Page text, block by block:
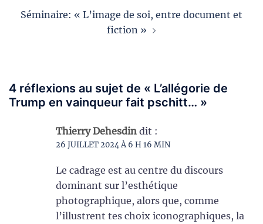
Séminaire: « L’image de soi, entre document et
fiction »
4 réflexions au sujet de « L’allégorie de
Trump en vainqueur fait pschitt… »
Thierry Dehesdin dit :
26 JUILLET 2024 À 6 H 16 MIN
Le cadrage est au centre du discours
dominant sur l’esthétique
photographique, alors que, comme
l’illustrent tes choix iconographiques, la